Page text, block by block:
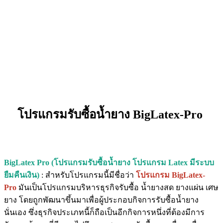
โปรแกรมรับซื้อน้ำยาง BigLatex-Pro
BigLatex Pro (โปรแกรมรับซื้อน้ำยาง โปรแกรม Latex มีระบบ
ยืมคืนเงิน) : สำหรับโปรแกรมนี้มีชื่อว่า โปรแกรม BigLatex-
Pro มันเป็นโปรแกรมบริหารธุรกิจรับซื้อ น้ำยางสด ยางแผ่น เศษ
ยาง โดยถูกพัฒนาขึ้นมาเพื่อผู้ประกอบกิจการรับซื้อน้ำยาง
นั่นเอง ซึ่งธุรกิจประเภทนี้ก็ถือเป็นอีกกิจการหนึ่งที่ต้องมีการ